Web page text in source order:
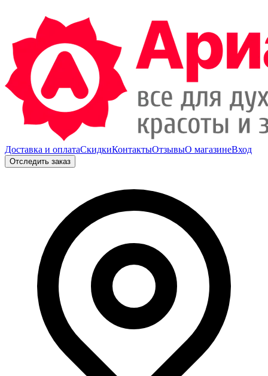
Доставка и оплатаСкидкиКонтактыОтзывыО магазинеВход
Отследить заказ